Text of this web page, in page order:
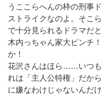
うここらへんの枠の刑事
ストライクなのよ。そこ
で十分見られるドラマだ
木内っちゃん家大ピンチ
か！
花沢さんはほら……いつ
れは「主人公特権」だか
に嫌なわけじゃないんだ